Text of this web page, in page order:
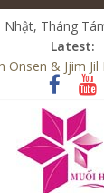
Nhật, Tháng
Latest:
Onsen & Jjim
Jil Bang
& Jjim Jil
Hợp Onsen –